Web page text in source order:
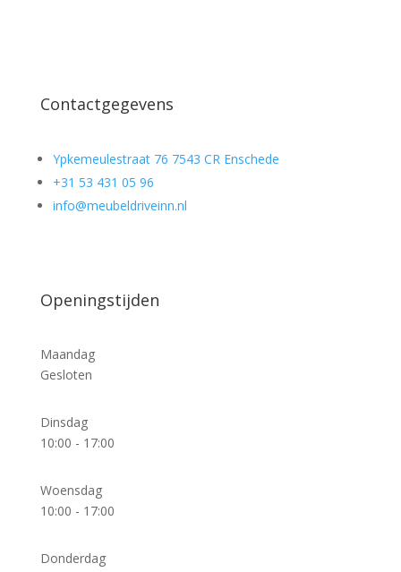
Contactgegevens
Ypkemeulestraat 76 7543 CR Enschede
+31 53 431 05 96
info@meubeldriveinn.nl
Openingstijden
Maandag
Gesloten
Dinsdag
10:00 - 17:00
Woensdag
10:00 - 17:00
Donderdag